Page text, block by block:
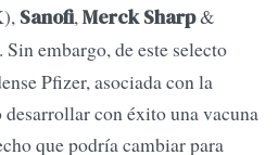
Sanofi,Merck Sharp&
. Sin embargo, de este selecto
Pfizer, asociada con la
con éxito una vacuna
que podría cambiar para